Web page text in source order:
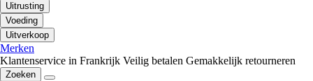
Uitrusting
Voeding
Uitverkoop
Merken
Klantenservice in Frankrijk Veilig betalen Gemakkelijk retourneren
Zoeken